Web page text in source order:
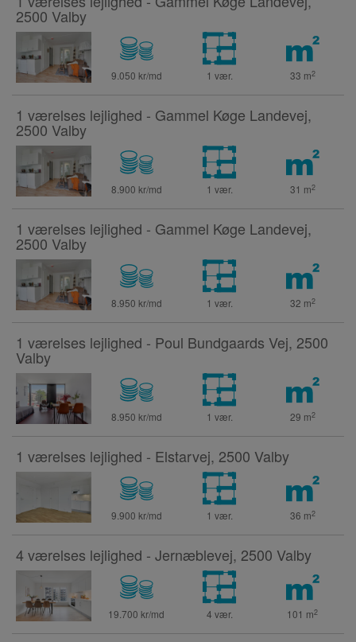
2500 Valby
9.050 kr/md 1 vær. 33 m2
1 værelses lejlighed - Gammel Køge Landevej,
2500 Valby
8.900 kr/md 1 vær. 31 m2
1 værelses lejlighed - Gammel Køge Landevej,
2500 Valby
8.950 kr/md 1 vær. 32 m2
1 værelses lejlighed - Poul Bundgaards Vej, 2500
Valby
8.950 kr/md 1 vær. 29 m2
1 værelses lejlighed - Elstarvej, 2500 Valby
9.900 kr/md 1 vær. 36 m2
4 værelses lejlighed - Jernæblevej, 2500 Valby
19.700 kr/md 4 vær. 101 m2